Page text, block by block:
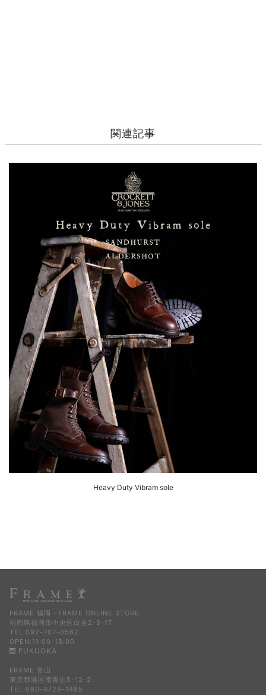
関連記事
Heavy Duty Vibram sole
FRAME 福岡・FRAME ONLINE STORE
福岡県福岡市中央区白金2-5-17
TEL:092-707-0562
OPEN:11:00-18:00
FUKUOKA
FRAME 青山
東京都港区南青山5-12-2
TEL:080-4729-1485